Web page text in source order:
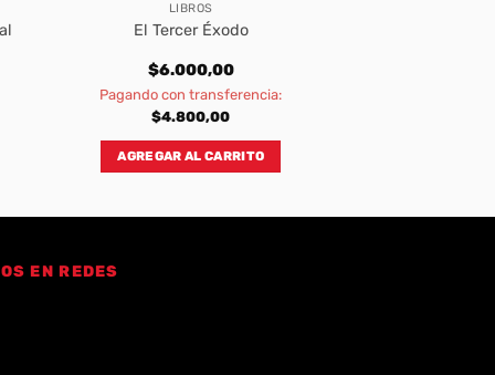
LIBROS
El Tercer Éxodo
$6.000,00
Pagando con transferencia:
$4.800,00
AGREGAR AL CARRITO
EN REDES